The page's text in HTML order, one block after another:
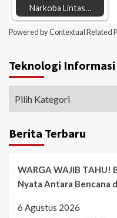
Narkoba Lintas…
Powered byContextual Related
Teknologi Informasi
Berita Terbaru
WARGA WAJIB TAHU!
Nyata Antara Bencana
6 Agustus 2026